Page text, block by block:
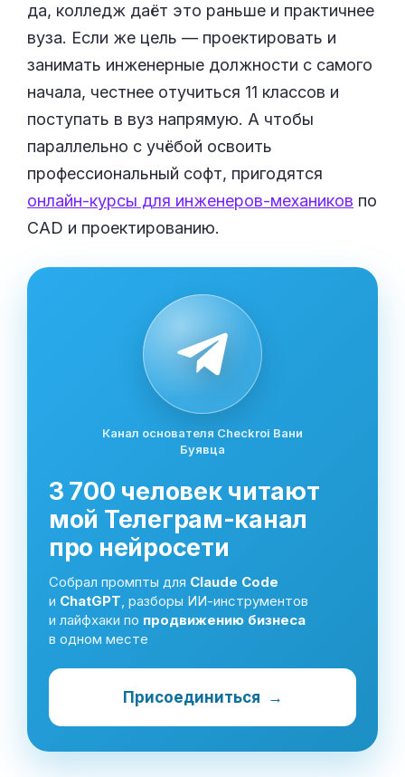
да, колледж даёт это раньше и практичнее
вуза. Если же цель — проектировать и
занимать инженерные должности с самого
начала, честнее отучиться 11 классов и
поступать в вуз напрямую. А чтобы
параллельно с учёбой освоить
профессиональный софт, пригодятся
онлайн-курсы для инженеров-механиков по
CAD и проектированию.
Канал основателя Checkroi Вани
Буявца
3 700 человек читают
мой Телеграм-канал
про нейросети
Собрал промпты для Claude Code
и ChatGPT, разборы ИИ-инструментов
и лайфхаки по продвижению бизнеса
в одном месте
Присоединиться →